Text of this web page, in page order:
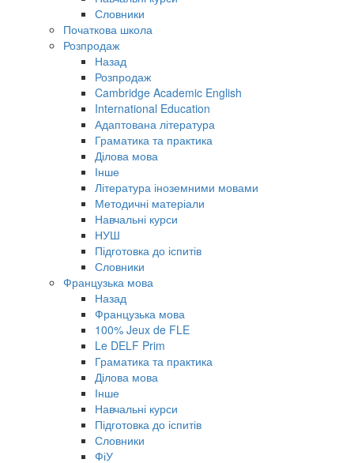
Словники
Початкова школа
Розпродаж
Назад
Розпродаж
Cambridge Academic English
International Education
Адаптована література
Граматика та практика
Ділова мова
Інше
Література іноземними мовами
Методичні матеріали
Навчальні курси
НУШ
Підготовка до іспитів
Словники
Французька мова
Назад
Французька мова
100% Jeux de FLE
Le DELF Prim
Граматика та практика
Ділова мова
Інше
Навчальні курси
Підготовка до іспитів
Словники
ФіУ